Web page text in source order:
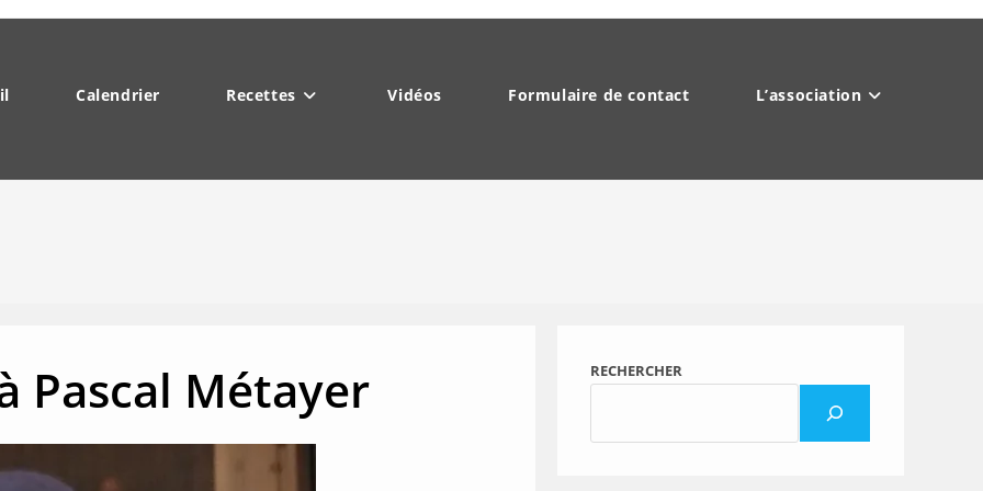
Calendrier Recettes Vidéos Formulaire de contact L’association
Pascal Métayer RECHERCHER